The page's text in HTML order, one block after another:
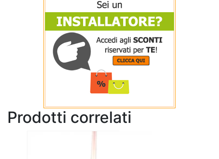
Prodotti correlati